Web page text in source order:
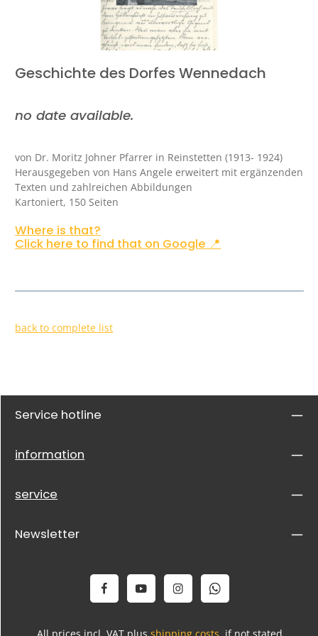
Geschichte des Dorfes Wennedach
no date available.
von Dr. Moritz Johner Pfarrer in Reinstetten (1913- 1924)
Herausgegeben von Hans Angele erweitert mit ergänzenden
Texten und zahlreichen Abbildungen
Kartoniert, 150 Seiten
Where is that?
Click here to find that on Google 📍
back to complete list
Service hotline
information
service
Newsletter